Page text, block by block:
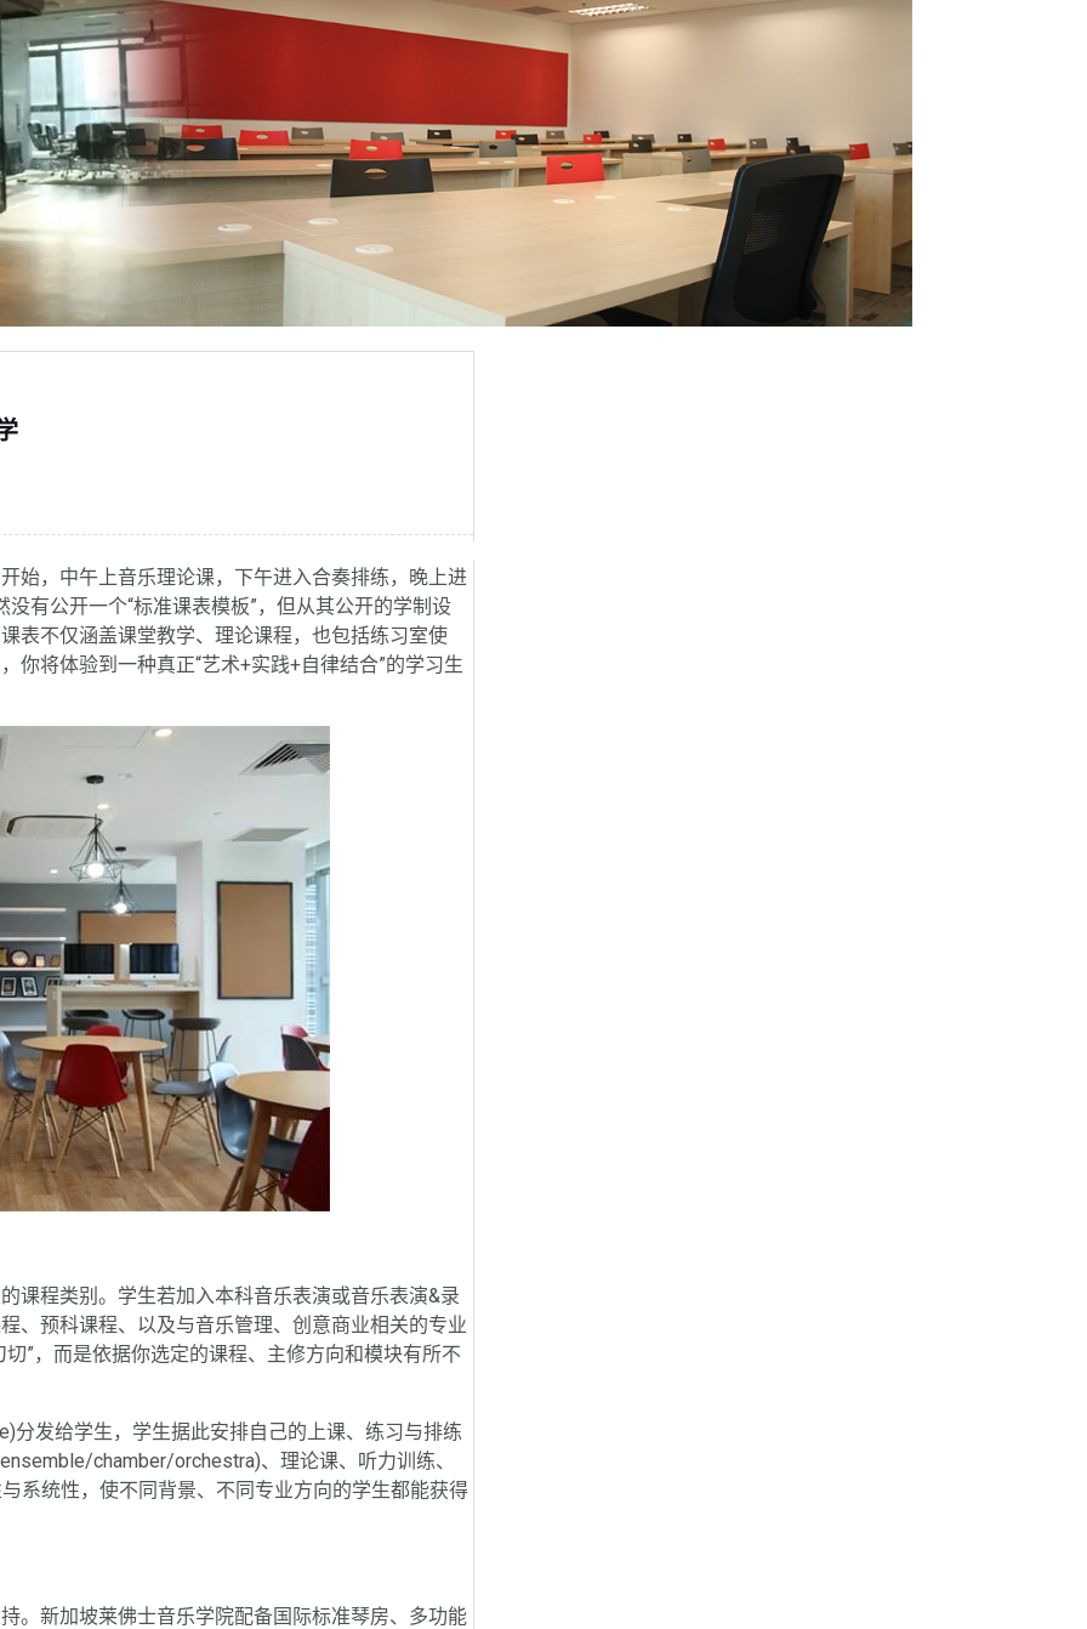
始，中午上音乐理论课，下午进入合奏排练，晚上进
有公开一个“标准课表模板”，但从其公开的学制设
表不仅涵盖课堂教学、理论课程，也包括练习室使
你将体验到一种真正“艺术+实践+自律结合”的学习生
程类别。学生若加入本科音乐表演或音乐表演&录
、预科课程、以及与音乐管理、创意商业相关的专业
”，而是依据你选定的课程、主修方向和模块有所不
发给学生，学生据此安排自己的上课、练习与排练
chamber/orchestra)、理论课、听力训练、
系统性，使不同背景、不同专业方向的学生都能获得
新加坡莱佛士音乐学院配备国际标准琴房、多功能